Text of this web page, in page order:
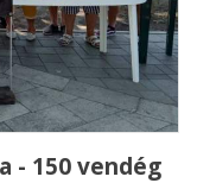
- 150 vendég